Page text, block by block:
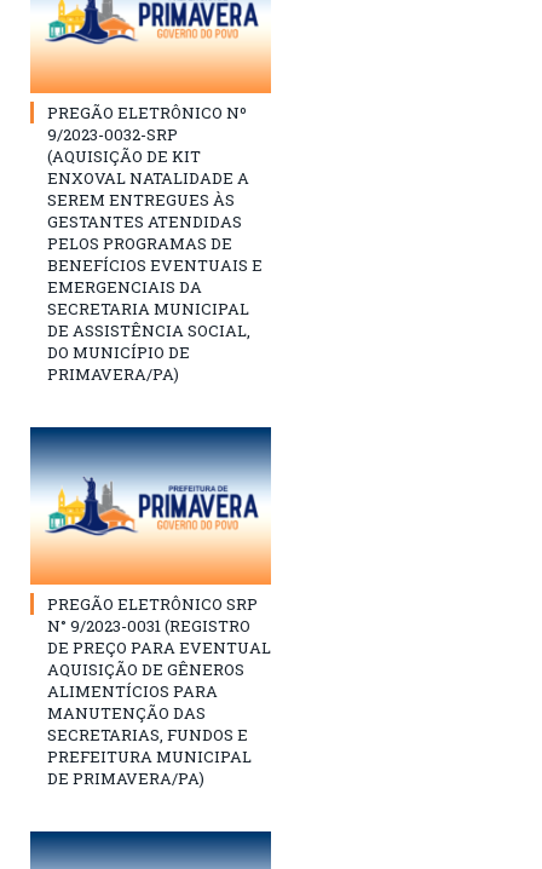
PREGÃO ELETRÔNICO Nº
9/2023-0032-SRP
(AQUISIÇÃO DE KIT
ENXOVAL NATALIDADE A
SEREM ENTREGUES ÀS
GESTANTES ATENDIDAS
PELOS PROGRAMAS DE
BENEFÍCIOS EVENTUAIS E
EMERGENCIAIS DA
SECRETARIA MUNICIPAL
DE ASSISTÊNCIA SOCIAL,
DO MUNICÍPIO DE
PRIMAVERA/PA)
PREGÃO ELETRÔNICO SRP
N° 9/2023-0031 (REGISTRO
DE PREÇO PARA EVENTUAL
AQUISIÇÃO DE GÊNEROS
ALIMENTÍCIOS PARA
MANUTENÇÃO DAS
SECRETARIAS, FUNDOS E
PREFEITURA MUNICIPAL
DE PRIMAVERA/PA)